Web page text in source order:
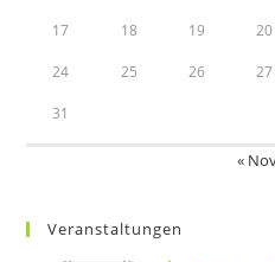
17 18 19 20
24 25 26 27
31
«
Veranstaltungen